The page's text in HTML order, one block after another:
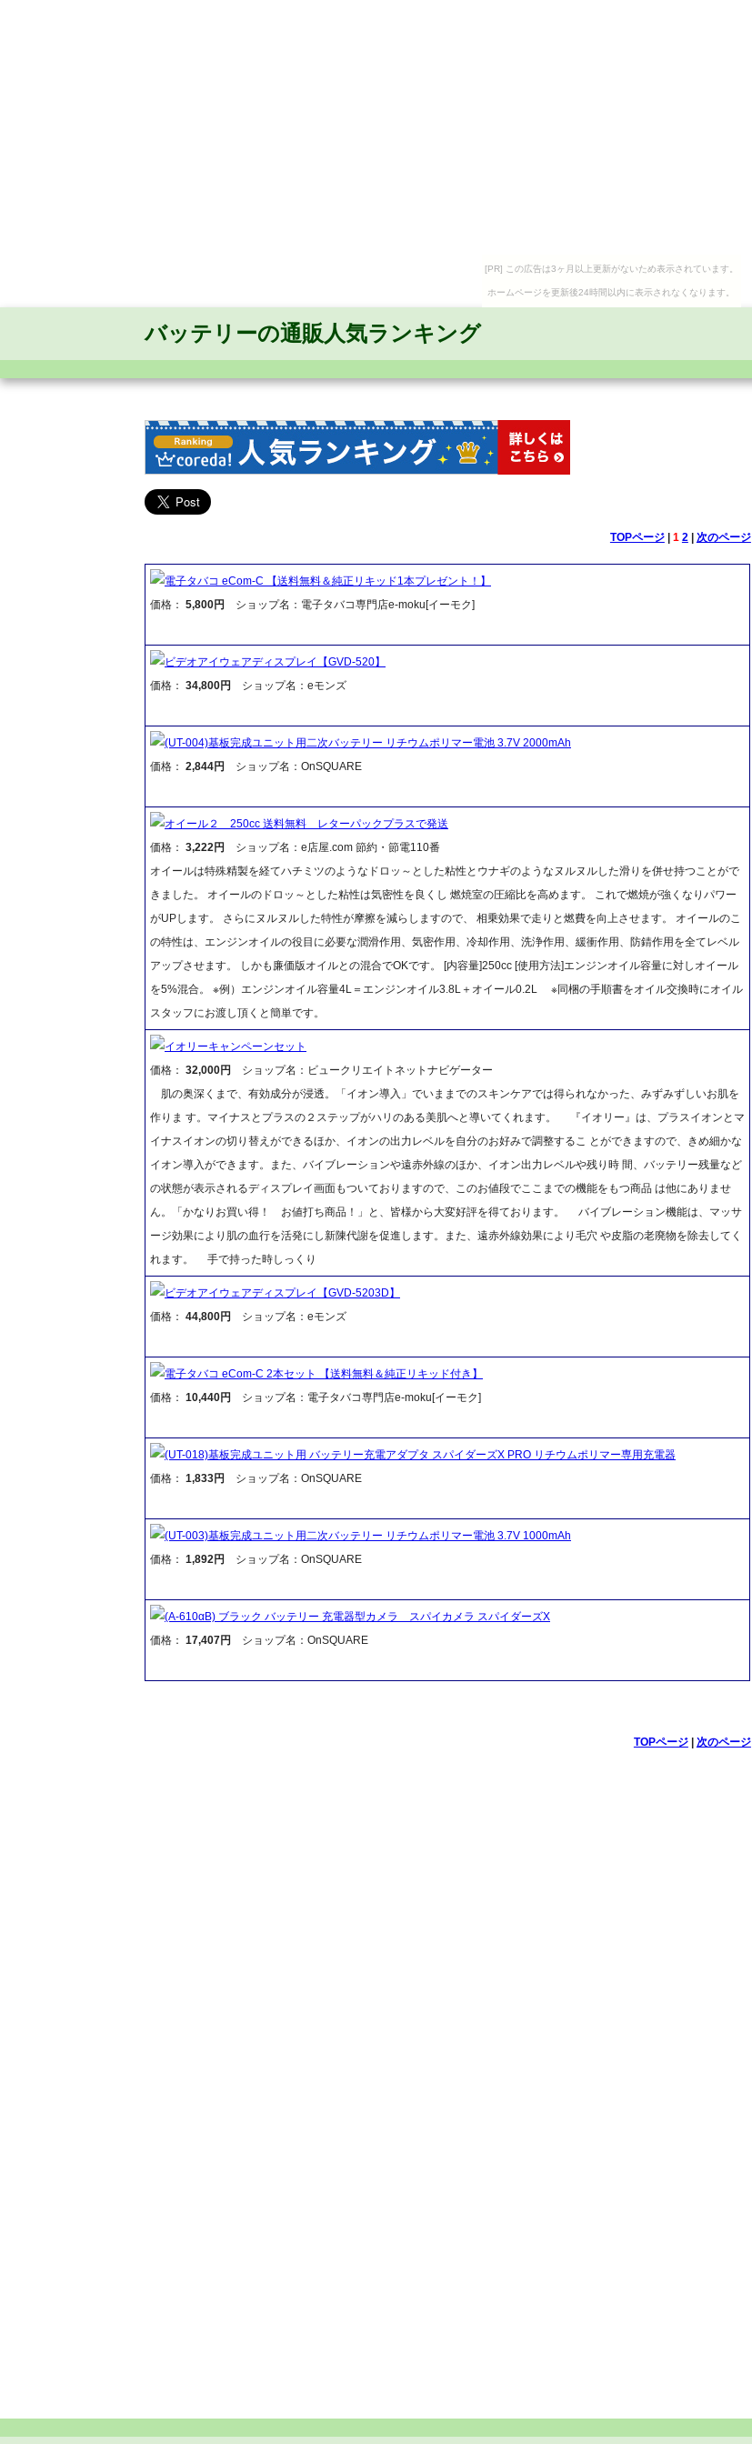
[PR] この広告は3ヶ月以上更新がないため表示されています。
ホームページを更新後24時間以内に表示されなくなります。
バッテリーの通販人気ランキング
TOPページ| 1 2| 次のページ
電子タバコ eCom-C 【送料無料＆純正リキッド1本プレゼント！】
価格： 5,800円 ショップ名：電子タバコ専門店e-moku[イーモク]
ビデオアイウェアディスプレイ【GVD-520】
価格： 34,800円 ショップ名：eモンズ
(UT-004)基板完成ユニット用二次バッテリー リチウムポリマー電池 3.7V 2000mAh
価格： 2,844円 ショップ名：OnSQUARE
オイール２ 250cc 送料無料 レターパックプラスで発送
価格： 3,222円
ショップ名：e店屋.com 節約・節電110番
オイールは特殊精製を経てハチミツのようなドロッ～とした粘性とウナギのようなヌルヌルした滑りを併せ持つことがで
きました。 オイールのドロッ～とした粘性は気密性を良くし 燃焼室の圧縮比を高めます。 これで燃焼が強くなりパワー
がUPします。 さらにヌルヌルした特性が摩擦を減らしますので、 相乗効果で走りと燃費を向上させます。 オイールのこ
の特性は、エンジンオイルの役目に必要な潤滑作用、気密作用、冷却作用、洗浄作用、緩衝作用、防錆作用を全てレベル
アップさせます。 しかも廉価版オイルとの混合でOKです。 [内容量]250cc [使用方法]エンジンオイル容量に対しオイール
を5%混合。 ※例）エンジンオイル容量4L＝エンジンオイル3.8L＋オイール0.2L ※同梱の手順書をオイル交換時にオイル
スタッフにお渡し頂くと簡単です。
イオリーキャンペーンセット
価格： 32,000円
ショップ名：ビュークリエイトネットナビゲーター
肌の奥深くまで、有効成分が浸透。「イオン導入」でいままでのスキンケアでは得られなかった、みずみずしいお肌を
作りま す。マイナスとプラスの２ステップがハリのある美肌へと導いてくれます。 『イオリー』は、プラスイオンとマ
イナスイオンの切り替えができるほか、イオンの出力レベルを自分のお好みで調整するこ とができますので、きめ細かな
イオン導入ができます。また、バイブレーションや遠赤外線のほか、イオン出力レベルや残り時 間、バッテリー残量など
の状態が表示されるディスプレイ画面もついておりますので、このお値段でここまでの機能をもつ商品 は他にありませ
ん。「かなりお買い得！ お値打ち商品！」と、皆様から大変好評を得ております。 バイブレーション機能は、マッサ
ージ効果により肌の血行を活発にし新陳代謝を促進します。また、遠赤外線効果により毛穴 や皮脂の老廃物を除去してく
れます。 手で持った時しっくり
ビデオアイウェアディスプレイ【GVD-5203D】
価格： 44,800円 ショップ名：eモンズ
電子タバコ eCom-C 2本セット 【送料無料＆純正リキッド付き】
価格： 10,440円 ショップ名：電子タバコ専門店e-moku[イーモク]
(UT-018)基板完成ユニット用 バッテリー充電アダプタ スパイダーズX PRO リチウムポリマー専用充電器
価格： 1,833円 ショップ名：OnSQUARE
(UT-003)基板完成ユニット用二次バッテリー リチウムポリマー電池 3.7V 1000mAh
価格： 1,892円 ショップ名：OnSQUARE
(A-610αB) ブラック バッテリー 充電器型カメラ スパイカメラ スパイダーズX
価格： 17,407円 ショップ名：OnSQUARE
TOPページ| 次のページ